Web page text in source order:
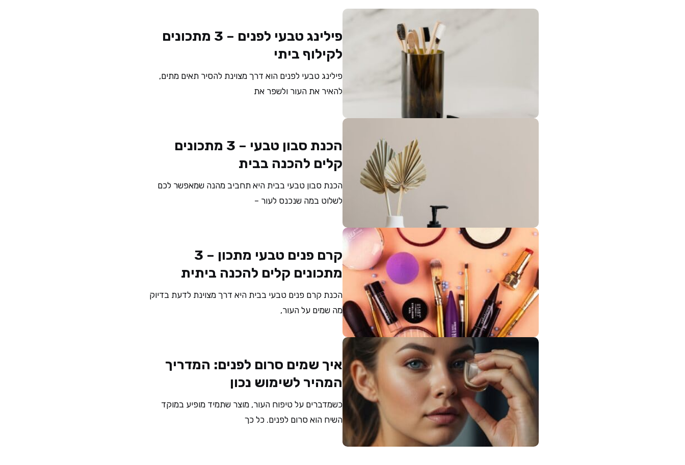
פילינג טבעי לפנים – 3 מתכונים
לקילוף ביתי
פילינג טבעי לפנים הוא דרך מצוינת להסיר תאים מתים,
להאיר את העור ולשפר את
הכנת סבון טבעי – 3 מתכונים
קלים להכנה בבית
הכנת סבון טבעי בבית היא תחביב מהנה שמאפשר לכם
לשלוט במה שנכנס לעור –
קרם פנים טבעי מתכון – 3
מתכונים קלים להכנה ביתית
הכנת קרם פנים טבעי בבית היא דרך מצוינת לדעת בדיוק
מה שמים על העור,
איך שמים סרום לפנים: המדריך
המהיר לשימוש נכון
כשמדברים על טיפוח העור, מוצר שתמיד מופיע במוקד
השיח הוא סרום לפנים. כל כך